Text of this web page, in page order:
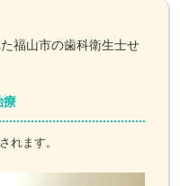
福山市の歯科衛生士せ
療
れます。